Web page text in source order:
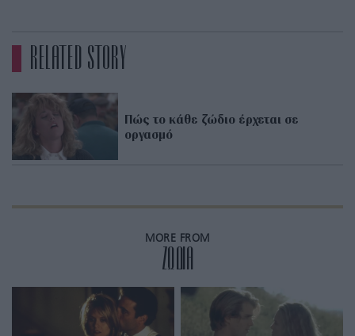
RELATED STORY
Πώς το κάθε ζώδιο έρχεται σε
οργασμό
MORE FROM
ZΩΔΙΑ